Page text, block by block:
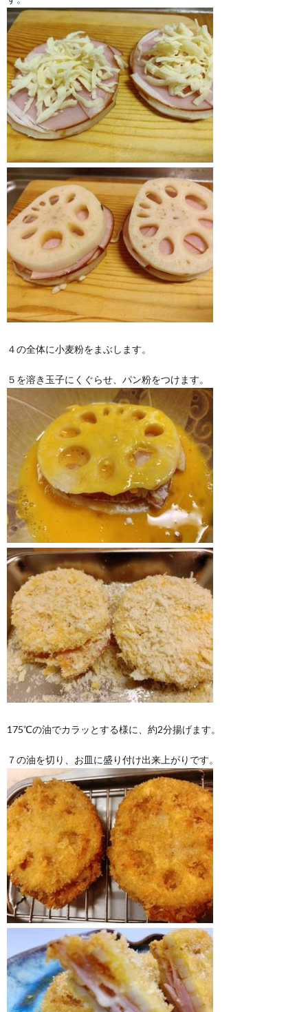
４の全体に小麦粉をまぶします。
５を溶き玉子にくぐらせ、パン粉をつけます。
175℃の油でカラッとする様に、約2分揚げます。
７の油を切り、お皿に盛り付け出来上がりです。